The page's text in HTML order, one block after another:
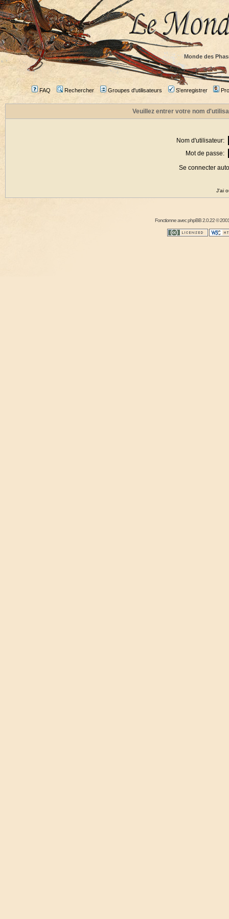
Monde des
FAQ Rechercher Groupes d'utilisateurs S'enregistrer
Veuillez entrer votre nom
Nom d'utilisateur:
Mot de passe:
Se connecter
J'ai
Fonctionne avecphpBB2.0.22 ©